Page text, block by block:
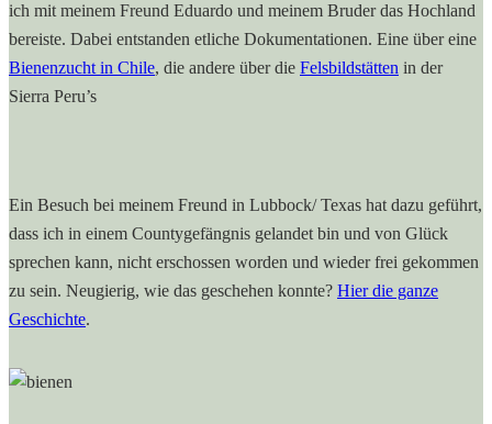
ich mit meinem Freund Eduardo und meinem Bruder das Hochland
bereiste. Dabei entstanden etliche Dokumentationen. Eine über eine
Bienenzucht in Chile, die andere über die Felsbildstätten in der
Sierra Peru’s
Ein Besuch bei meinem Freund in Lubbock/ Texas hat dazu geführt,
dass ich in einem Countygefängnis gelandet bin und von Glück
sprechen kann, nicht erschossen worden und wieder frei gekommen
zu sein. Neugierig, wie das geschehen konnte? Hier die ganze
Geschichte.